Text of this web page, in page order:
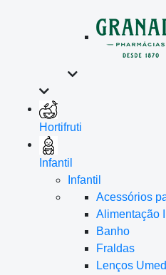
Hortifruti
Infantil
Infantil
Acessórios
Alimentação
Banho
Fraldas
Lenços